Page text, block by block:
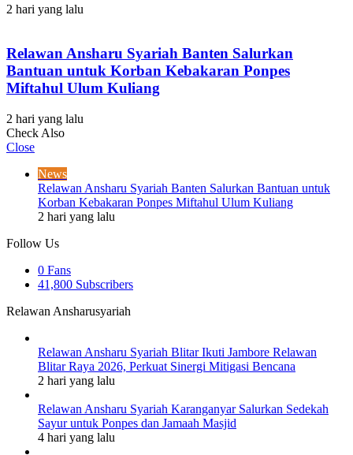
2 hari yang lalu
Relawan Ansharu Syariah Banten Salurkan
Bantuan untuk Korban Kebakaran Ponpes
Miftahul Ulum Kuliang
2 hari yang lalu
Check Also
Close
News
Relawan Ansharu Syariah Banten Salurkan Bantuan untuk
Korban Kebakaran Ponpes Miftahul Ulum Kuliang
2 hari yang lalu
Follow Us
0 Fans
41,800 Subscribers
Relawan Ansharusyariah
Relawan Ansharu Syariah Blitar Ikuti Jambore Relawan
Blitar Raya 2026, Perkuat Sinergi Mitigasi Bencana
2 hari yang lalu
Relawan Ansharu Syariah Karanganyar Salurkan Sedekah
Sayur untuk Ponpes dan Jamaah Masjid
4 hari yang lalu